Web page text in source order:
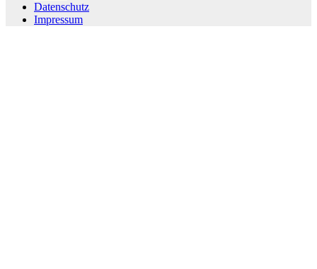
Datenschutz
Impressum